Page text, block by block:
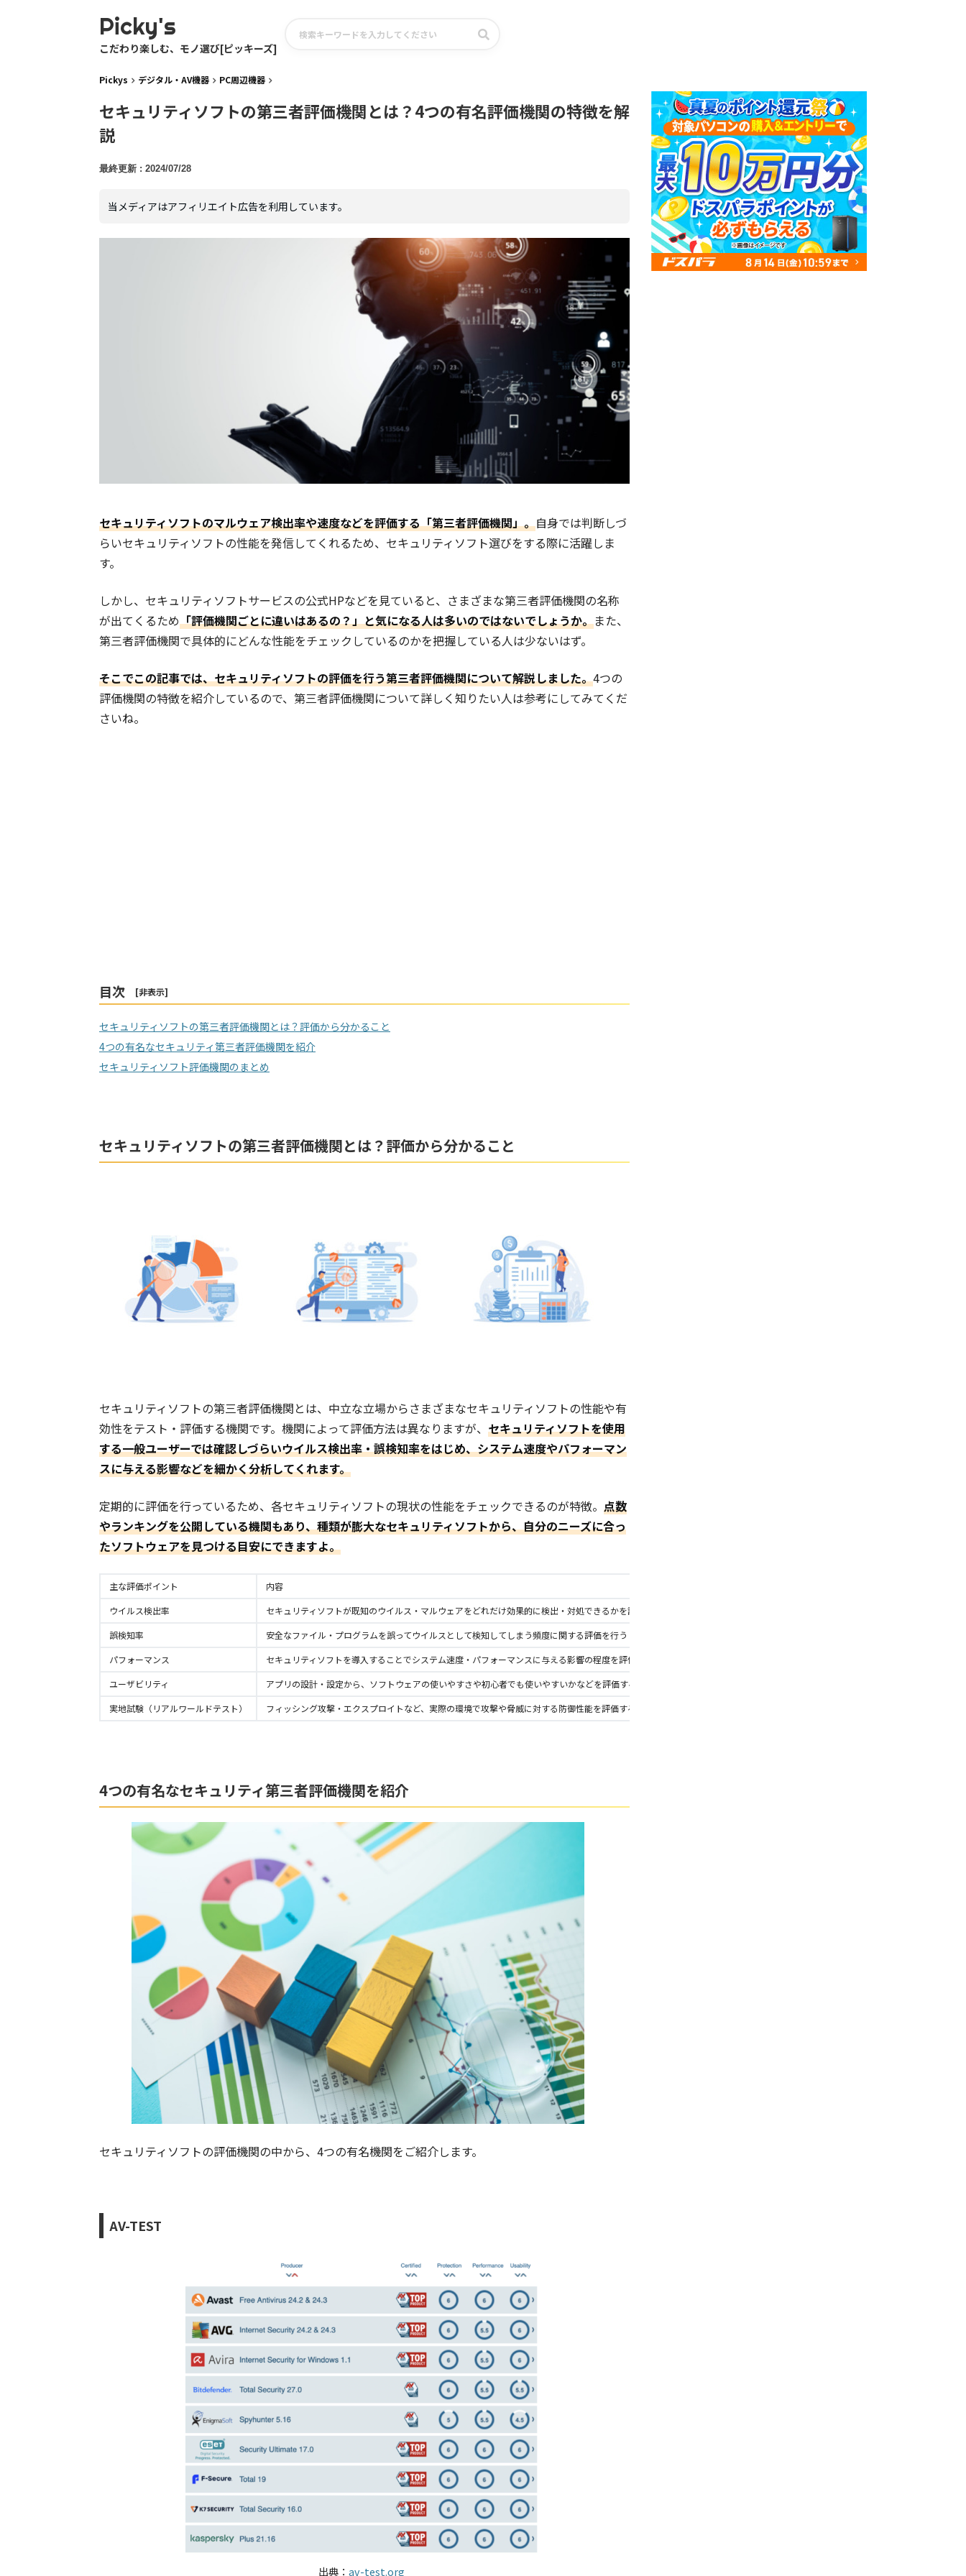
Picky's
こだわり楽しむ、モノ選び[ピッキーズ]
Pickys デジタル・AV機器 PC周辺機器
セキュリティソフトの第三者評価機関とは？4つの有名評価機関の特徴を解
説
2024/07/28
当メディアはアフィリエイト広告を利用しています。
セキュリティソフトのマルウェア検出率や速度などを評価する「第三者評価機関」。自身では判断しづ
らいセキュリティソフトの性能を発信してくれるため、セキュリティソフト選びをする際に活躍しま
す。
しかし、セキュリティソフトサービスの公式HPなどを見ていると、さまざまな第三者評価機関の名称
が出てくるため「評価機関ごとに違いはあるの？」と気になる人は多いのではないでしょうか。また、
第三者評価機関で具体的にどんな性能をチェックしているのかを把握している人は少ないはず。
そこでこの記事では、セキュリティソフトの評価を行う第三者評価機関について解説しました。4つの
評価機関の特徴を紹介しているので、第三者評価機関について詳しく知りたい人は参考にしてみてくだ
さいね。
目次 [非表示]
セキュリティソフトの第三者評価機関とは？評価から分かること
4つの有名なセキュリティ第三者評価機関を紹介
セキュリティソフト評価機関のまとめ
セキュリティソフトの第三者評価機関とは？評価から分かること
セキュリティソフトの第三者評価機関とは、中立な立場からさまざまなセキュリティソフトの性能や有
効性をテスト・評価する機関です。機関によって評価方法は異なりますが、 セキュリティソフトを使用
する一般ユーザーでは確認しづらいウイルス検出率・誤検知率をはじめ、システム速度やパフォーマン
スに与える影響などを細かく分析してくれます。
定期的に評価を行っているため、各セキュリティソフトの現状の性能をチェックできるのが特徴。 点数
やランキングを公開している機関もあり、種類が膨大なセキュリティソフトから、自分のニーズに合っ
たソフトウェアを見つける目安にできますよ。
主な評価ポイント
内容
ウイルス検出率
セキュリティソフトが既知のウイルス・マルウェアをどれだけ効果的に検出・対処できるかを評価する
誤検知率
安全なファイル・プログラムを誤ってウイルスとして検知してしまう頻度に関する評価を行う
パフォーマンス
セキュリティソフトを導入することでシステム速度・パフォーマンスに与える影響の程度を評価する（スキャン速度・メモリ使用量など）
ユーザビリティ
アプリの設計・設定から、ソフトウェアの使いやすさや初心者でも使いやすいかなどを評価する
実地試験（リアルワールドテスト）
フィッシング攻撃・エクスプロイトなど、実際の環境で攻撃や脅威に対する防御性能を評価する
4つの有名なセキュリティ第三者評価機関を紹介
セキュリティソフトの評価機関の中から、4つの有名機関をご紹介します。
AV-TEST
出典： av-test.org